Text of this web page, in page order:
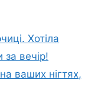
Хотіла
за вечір!
ваших нігтях,